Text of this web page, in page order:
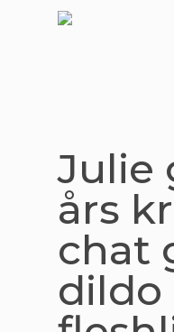
Julie
års
chat
dildo